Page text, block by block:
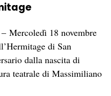
Mercoledì 18 novembre
di San
dalla nascita di
teatrale di Massimiliano